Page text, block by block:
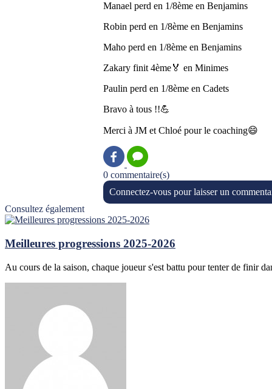
Manael perd en 1/8ème en Benjamins
Robin perd en 1/8ème en Benjamins
Maho perd en 1/8ème en Benjamins
Zakary finit 4ème🏅 en Minimes
Paulin perd en 1/8ème en Cadets
Bravo à tous !!💪
Merci à JM et Chloé pour le coaching😄
0 commentaire(s)
Connectez-vous pour laisser un
Consultez également
Meilleures progressions 2025-2026
Au cours de la saison, chaque joueur s'est battu pour tenter de finir